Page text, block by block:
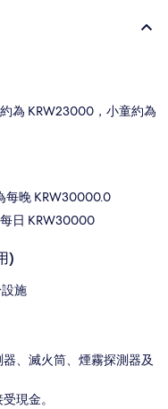
為 KRW23000，小童約為
每晚 KRW30000.0
日 KRW30000
)
施
、滅火筒、煙霧探測器及
現金。